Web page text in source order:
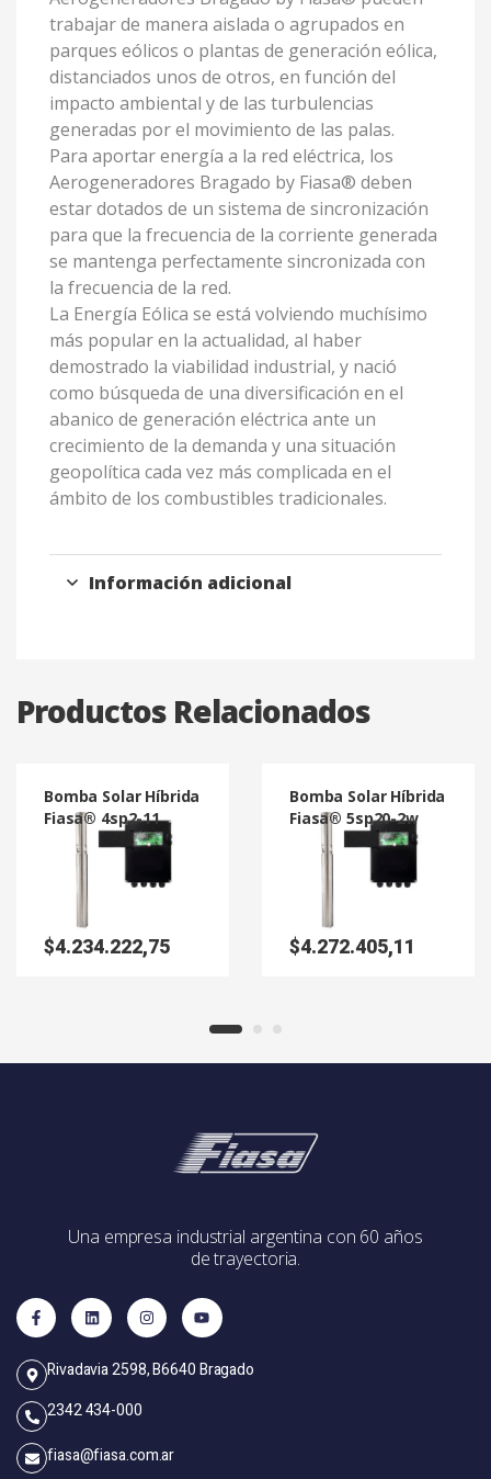
trabajar de manera aislada o agrupados en
parques eólicos o plantas de generación eólica,
distanciados unos de otros, en función del
impacto ambiental y de las turbulencias
generadas por el movimiento de las palas.
Para aportar energía a la red eléctrica, los
Aerogeneradores Bragado by Fiasa® deben
estar dotados de un sistema de sincronización
para que la frecuencia de la corriente generada
se mantenga perfectamente sincronizada con
la frecuencia de la red.
La Energía Eólica se está volviendo muchísimo
más popular en la actualidad, al haber
demostrado la viabilidad industrial, y nació
como búsqueda de una diversificación en el
abanico de generación eléctrica ante un
crecimiento de la demanda y una situación
geopolítica cada vez más complicada en el
ámbito de los combustibles tradicionales.
Información adicional
Productos Relacionados
Bomba Solar Híbrida
Fiasa® 4sp2-11
$4.234.222,75
Bomba Solar Híbrida
Fiasa® 5sp20-2w
$4.272.405,11
Una empresa industrial argentina con 60 años
de trayectoria.
Rivadavia 2598, B6640 Bragado
2342 434-000
fiasa@fiasa.com.ar